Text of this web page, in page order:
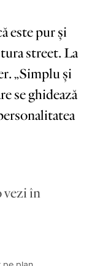
este pur și
street. La
„Simplu și
se ghidează
vezi în